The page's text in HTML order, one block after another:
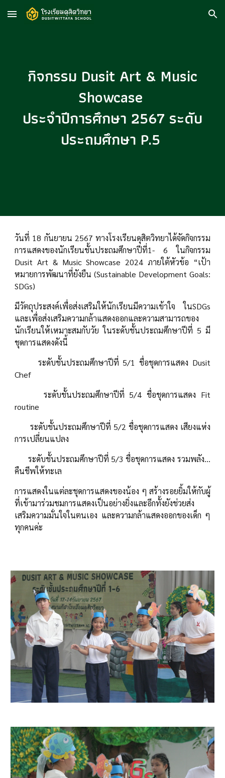
Skip to main content Skip to navigation
กิจกรรม Dusit Art & Music
Showcase
ประจำปีการศึกษา 2567 ระดับ
ประถมศึกษา P.5
วันที่ 18 กันยายน 2567 ทางโรงเรียนดุสิตวิทยาได้จัดกิจกรรม
การแสดงของนักเรียนชั้นประถมศึกษาปีที่1- 6 ในกิจกรรม
Dusit Art & Music Showcase 2024 ภายใต้หัวข้อ “เป้า
หมายการพัฒนาที่ยังยืน (Sustainable Development Goals:
SDGs)
มีวัตถุประสงค์เพื่อส่งเสริมให้นักเรียนมีความเข้าใจ ในSDGs
และเพื่อส่งเสริมความกล้าแสดงออกและความสามารถของ
นักเรียนให้เหมาะสมกับวัย ในระดับชั้นประถมศึกษาปีที่ 5 มี
ชุดการแสดงดังนี้
ระดับชั้นประถมศึกษาปีที่ 5/1 ชื่อชุดการแสดง Dusit
Chef
ระดับชั้นประถมศึกษาปีที่ 5/4 ชื่อชุดการแสดง Fit
routine
ระดับชั้นประถมศึกษาปีที่ 5/2 ชื่อชุดการแสดง เสียงแห่ง
การเปลี่ยนแปลง
ระดับชั้นประถมศึกษาปีที่ 5/3 ชื่อชุดการแสดง รวมพลัง…
คืนชีพให้ทะเล
การแสดงในแต่ละชุดการแสดงของน้อง ๆ สร้างรอยยิ้มให้กับผู้
ที่เข้ามาร่วมชมการแสดงเป็นอย่างยิ่งและอีกทั้งยังช่วยส่ง
เสริมความมั่นใจในตนเอง และความกล้าแสดงออกของเด็ก ๆ
ทุกคนค่ะ